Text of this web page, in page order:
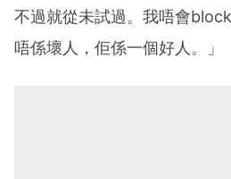
不過就從未試過。我唔會
唔係壞人，佢係一個好人。」